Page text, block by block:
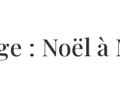
: Noël